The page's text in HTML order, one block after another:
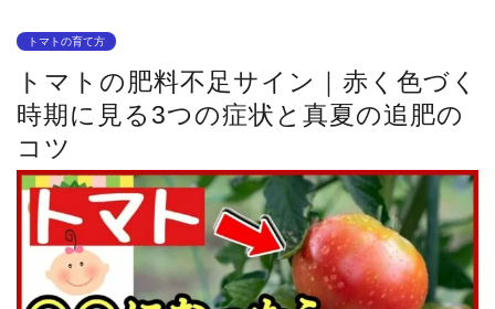
トマトの育て方
トマトの肥料不足サイン｜赤く色づく
時期に見る3つの症状と真夏の追肥の
コツ